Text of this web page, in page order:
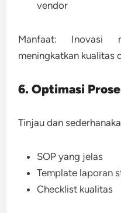
vendor
Manfaat: Inovasi
meningkatkan kualitas
6. Optimasi
Tinjau dan
SOP yang jelas
Template laporan
Checklist kualitas